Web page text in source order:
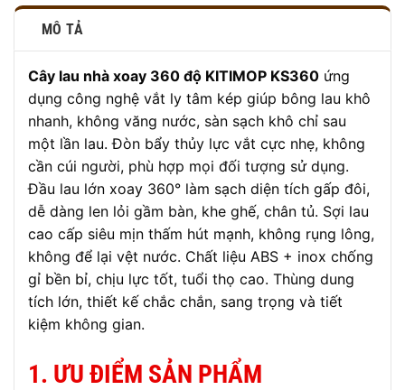
MÔ TẢ
Cây lau nhà xoay 360 độ KITIMOP KS360 ứng
dụng công nghệ vắt ly tâm kép giúp bông lau khô
nhanh, không văng nước, sàn sạch khô chỉ sau
một lần lau. Đòn bẩy thủy lực vắt cực nhẹ, không
cần cúi người, phù hợp mọi đối tượng sử dụng.
Đầu lau lớn xoay 360° làm sạch diện tích gấp đôi,
dễ dàng len lỏi gầm bàn, khe ghế, chân tủ. Sợi lau
cao cấp siêu mịn thấm hút mạnh, không rụng lông,
không để lại vệt nước. Chất liệu ABS + inox chống
gỉ bền bỉ, chịu lực tốt, tuổi thọ cao. Thùng dung
tích lớn, thiết kế chắc chắn, sang trọng và tiết
kiệm không gian.
1. ƯU ĐIỂM SẢN PHẨM